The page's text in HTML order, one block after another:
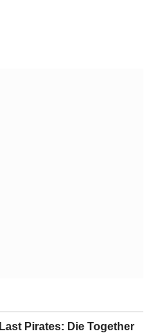
Last Pirates: Die Together